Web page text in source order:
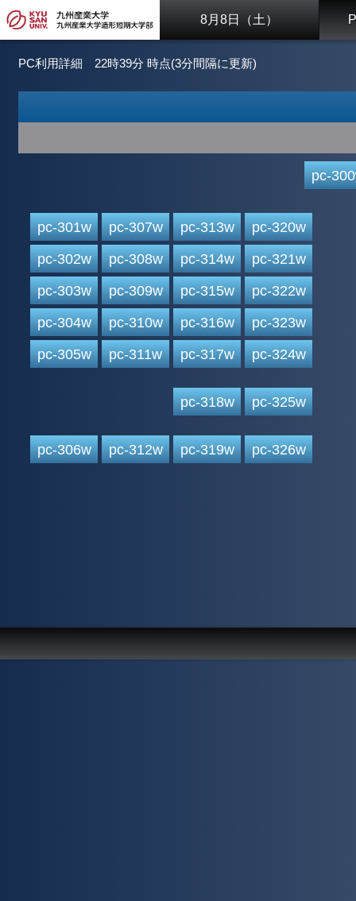
8月8日（土）
PC利用詳細 22時39分 時点(3分間隔に更新)
pc-
pc-301w
pc-302w
pc-303w
pc-304w
pc-305w
pc-306w
pc-307w
pc-308w
pc-309w
pc-310w
pc-311w
pc-312w
pc-313w
pc-314w
pc-315w
pc-316w
pc-317w
pc-318w
pc-319w
pc-320w
pc-321w
pc-322w
pc-323w
pc-324w
pc-325w
pc-326w